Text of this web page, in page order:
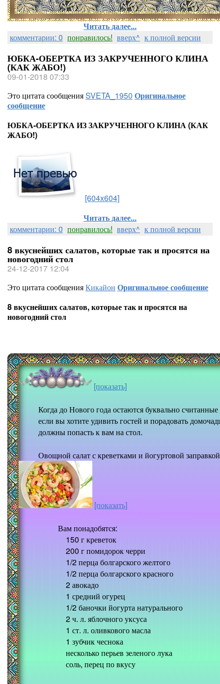
Читать далее...
комментарии: 0 понравилось! вверх^ к полной версии
ЮБКА-ОБЕРТКА ИЗ ЗАКРУЧЕННОГО КЛИНА
(КАК ЖАБО!)
09-01-2018 07:33
Это цитата сообщенияSVETA_1950 Оригинальное
сообщение
ЮБКА-ОБЕРТКА ИЗ ЗАКРУЧЕННОГО КЛИНА (КАК
ЖАБО!)
[604x604]
Читать далее...
комментарии: 0 понравилось! вверх^ к полной версии
8 вкуснейших салатов, которые так и просятся на
новогодний стол
24-12-2017 12:04
Это цитата сообщенияКикайон Оригинальное сообщение
8 вкуснейших салатов, которые так и просятся на
новогодний стол
[показать]
Когда до Нового года остаются буквально
если вы хотите удивить гостей и порадовать
должны попасть к вам на стол.
Овощной салат с креветками и йогуртовой заправкой
[показать]
Вам понадобятся:
150 г креветок
200 г помидорок черри
1/2 перца болгарского желтого
1/2 перца болгарского красного
2 авокадо
1 средний огурец
1/2 баночки йогурта натурального
2 ч. л. яблочного уксуса
1 ст. л. оливкового масла
1 зубчик чеснока
несколько перьев зеленого лука
соль, перец по вкусу